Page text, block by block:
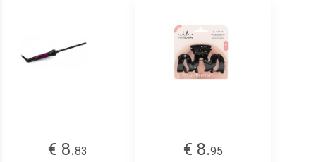
€ 8.83
€ 8.95